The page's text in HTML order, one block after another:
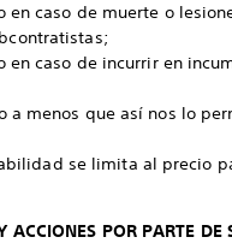
caso de muerte o
caso de incurrir en
menos que así nos lo
se limita al precio
POR PARTE DE